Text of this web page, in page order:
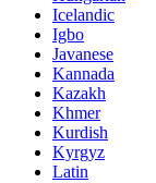
Icelandic
Igbo
Javanese
Kannada
Kazakh
Khmer
Kurdish
Kyrgyz
Latin